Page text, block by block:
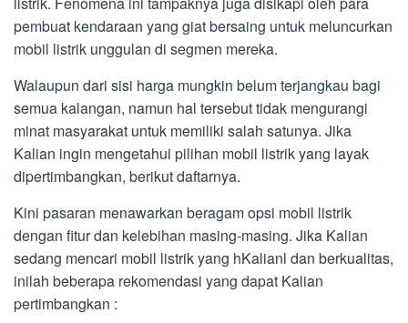
pembuat kendaraan yang giat bersaing untuk meluncurkan
mobil listrik unggulan di segmen mereka.
Walaupun dari sisi harga mungkin belum terjangkau bagi
semua kalangan, namun hal tersebut tidak mengurangi
minat masyarakat untuk memiliki salah satunya. Jika
Kalian ingin mengetahui pilihan mobil listrik yang layak
dipertimbangkan, berikut daftarnya.
Kini pasaran menawarkan beragam opsi mobil listrik
dengan fitur dan kelebihan masing-masing. Jika Kalian
sedang mencari mobil listrik yang hKalianl dan berkualitas,
inilah beberapa rekomendasi yang dapat Kalian
pertimbangkan :